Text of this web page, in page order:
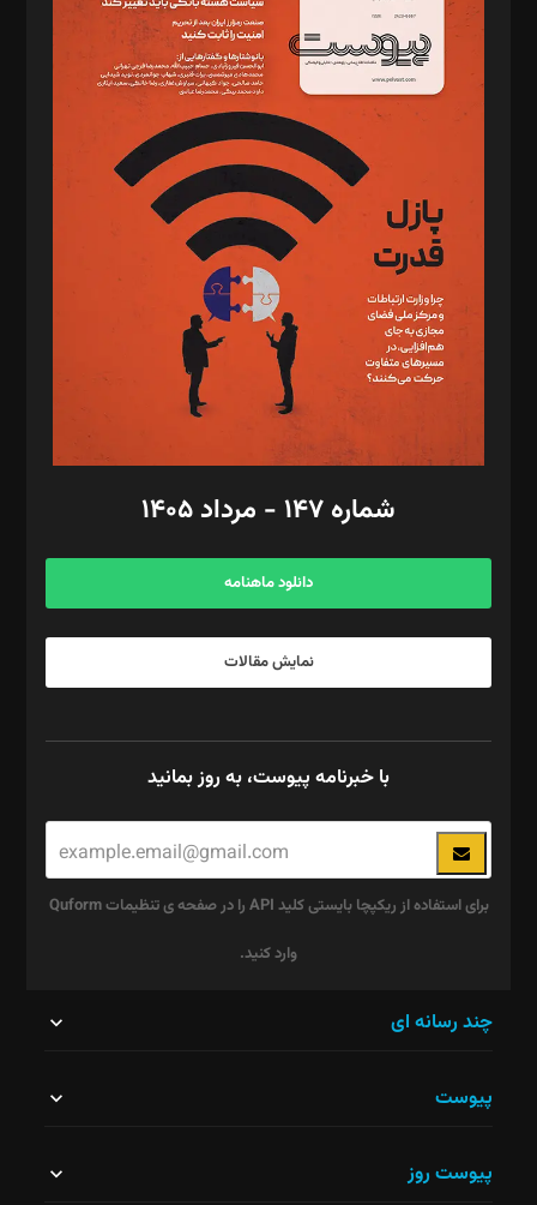
د‌بیر ناداستان: سمانه سمیع
د‌بیر خدمت و تجارت: ابوالفضل رجبی
د‌بیر حقوق فناوری: حسام‌الدین ایپکچی
د‌بیر پیوست جهان: مینا پاکدل
د‌بیر تحریریه آنلاین: بابک نقاش
تحریریه‌: مجتبی محمود‌ی، آرش برهمند، یسنا امان‌پور، سروش کرمیان،
مصطفی مسجدی آرانی، ابوالفضل رجبی، زهرا فکرانه، فائزه فتحی
رستمی،مصطفی باستان
ویرایش: نگار استاد‌‌آقا
طراح یونیفرم: مجید توکلی
فیلمبرداری و عکاسی: امیر شفیعی، مانی لطفی زاده
گرافیک و صفحه‌آرایی: سید‌سبحان‌علی ثابت
مد‌یر توسعه تجاری: کامبیز برید‌
امور مالی: شاپور رهبری، محمد‌ کاظمی‌نیا
آگهی و مشترکین: ۰۹۱۹۹۹۹۰۴۵۴
شماره ۱۴۷ - مرداد ۱۴۰۵
دانلود ماهنامه
نمایش مقالات
با خبرنامه پیوست، به روز بمانید
برای استفاده از ریکپچا بایستی کلید API را در صفحه ی تنظیمات Quform
وارد کنید.
نباید
چند رسانه ای
پیوست
پیوست روز